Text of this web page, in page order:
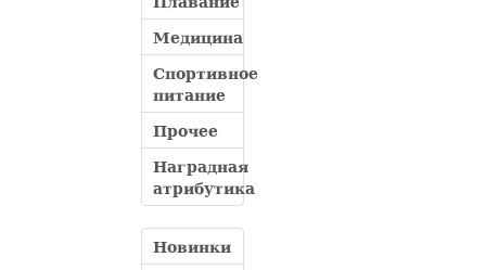
Медицина
Спортивное
питание
Прочее
Наградная
атрибутика
Новинки